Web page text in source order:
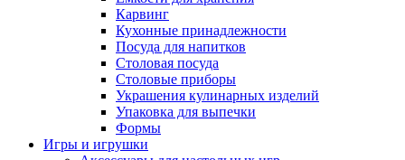
Карвинг
Кухонные принадлежности
Посуда для напитков
Столовая посуда
Столовые приборы
Украшения кулинарных изделий
Упаковка для выпечки
Формы
Игры и игрушки